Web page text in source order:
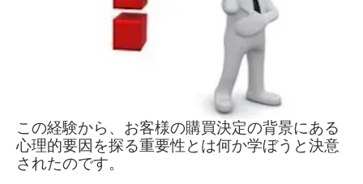
この経験から、お客様の購買決定の背景にある
心理的要因を探る重要性とは何か学ぼうと決意
されたのです。